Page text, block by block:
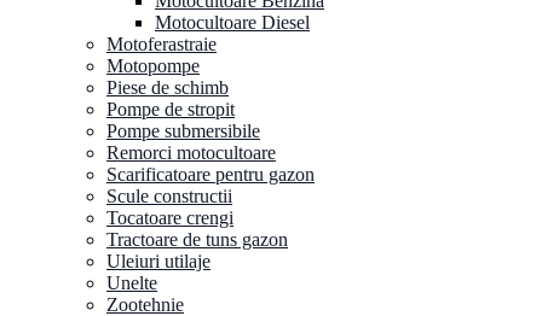
Motocultoare Diesel
Motoferastraie
Motopompe
Piese de schimb
Pompe de stropit
Pompe submersibile
Remorci motocultoare
Scarificatoare pentru gazon
Scule constructii
Tocatoare crengi
Tractoare de tuns gazon
Uleiuri utilaje
Unelte
Zootehnie